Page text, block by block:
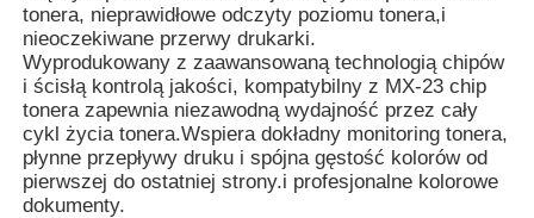
Dom
Produkty
O nas
tonera, nieprawidłowe odczyty poziomu tonera,i
nieoczekiwane przerwy drukarki.
Wyprodukowany z zaawansowaną technologią chipów
i ścisłą kontrolą jakości, kompatybilny z MX-23 chip
tonera zapewnia niezawodną wydajność przez cały
cykl życia tonera.Wspiera dokładny monitoring tonera,
płynne przepływy druku i spójna gęstość kolorów od
pierwszej do ostatniej strony.i profesjonalne kolorowe
dokumenty.